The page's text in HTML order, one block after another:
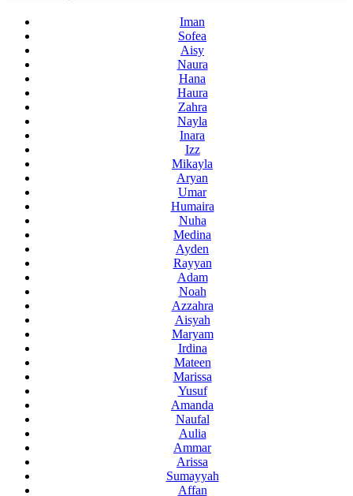
Iman
Sofea
Aisy
Naura
Hana
Haura
Zahra
Nayla
Inara
Izz
Mikayla
Aryan
Umar
Humaira
Nuha
Medina
Ayden
Rayyan
Adam
Noah
Azzahra
Aisyah
Maryam
Irdina
Mateen
Marissa
Yusuf
Amanda
Naufal
Aulia
Ammar
Arissa
Sumayyah
Affan